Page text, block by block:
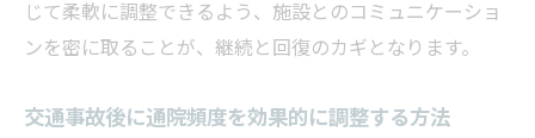
じて柔軟に調整できるよう、施設とのコミュニケーショ
ンを密に取ることが、継続と回復のカギとなります。
交通事故後に通院頻度を効果的に調整する方法